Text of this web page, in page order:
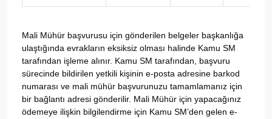
Mali Mühür başvurusu için gönderilen belgeler başkanlığa
ulaştığında evrakların eksiksiz olması halinde Kamu SM
tarafından işleme alınır. Kamu SM tarafından, başvuru
sürecinde bildirilen yetkili kişinin e-posta adresine barkod
numarası ve mali mühür başvurunuzu tamamlamanız için
bir bağlantı adresi gönderilir. Mali Mühür için yapacağınız
ödemeye ilişkin bilgilendirme için Kamu SM’den gelen e-